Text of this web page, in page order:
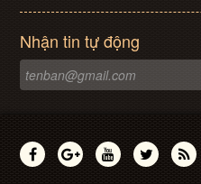
Nhận tin tự động